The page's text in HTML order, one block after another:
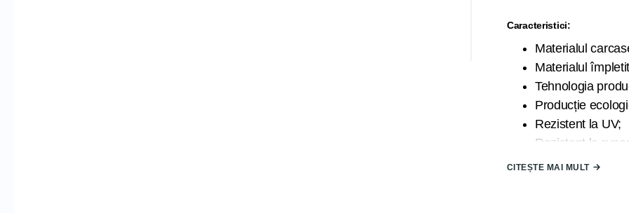
Caracteristici:
Materialul
Materialul
Tehnologia
Producție
Rezistent la UV;
Rezistent la
Lavabil;
CITEȘTE MAI MULT